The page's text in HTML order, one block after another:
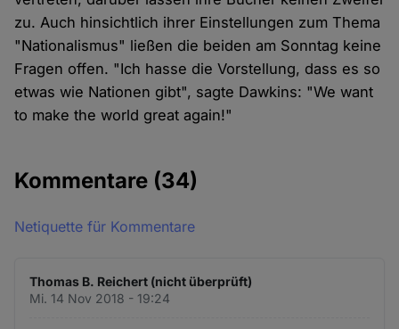
zu. Auch hinsichtlich ihrer Einstellungen zum Thema
"Nationalismus" ließen die beiden am Sonntag keine
Fragen offen. "Ich hasse die Vorstellung, dass es so
etwas wie Nationen gibt", sagte Dawkins: "We want
to make the world great again!"
Kommentare (34)
Netiquette für Kommentare
Thomas B. Reichert (nicht überprüft)
Mi. 14 Nov 2018 - 19:24